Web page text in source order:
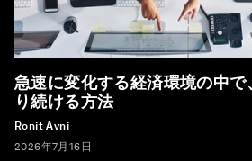
急速に変化する経済環境の中で
り続ける方法
Ronit Avni
2026年7月16日